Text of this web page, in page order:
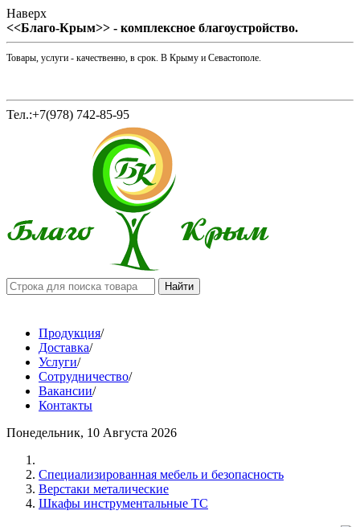
Наверх
<<Благо-Крым>> - комплексное благоустройство.
Товары, услуги - качественно, в срок. В Крыму и Севастополе.
Тел.:+7(978) 742-85-95
Продукция/
Доставка/
Услуги/
Сотрудничество/
Вакансии/
Контакты
Понедельник, 10 Августа 2026
Cпециализированная мебель и безопасность
Верстаки металические
Шкафы инструментальные TC